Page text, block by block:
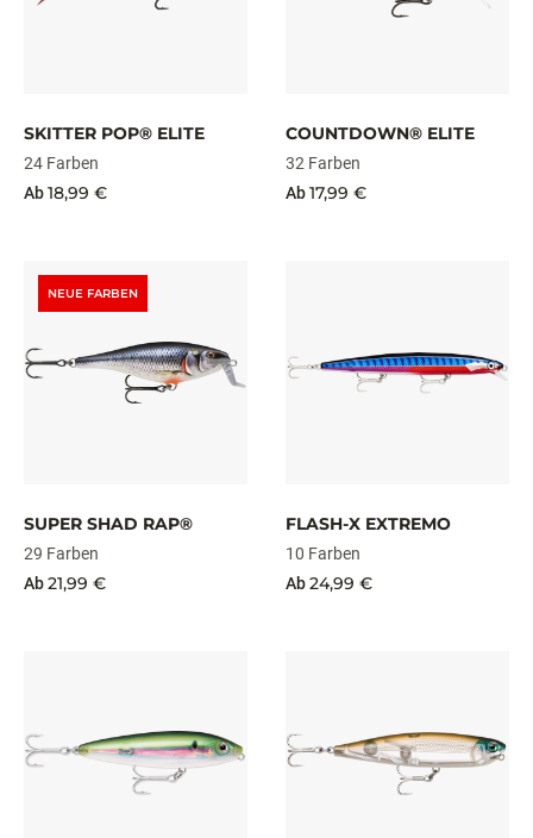
SKITTER POP® ELITE
24 Farben
Ab18,99 €
COUNTDOWN® ELITE
32 Farben
Ab17,99 €
NEUE FARBEN
SUPER SHAD RAP®
29 Farben
Ab21,99 €
FLASH-X EXTREMO
10 Farben
Ab24,99 €